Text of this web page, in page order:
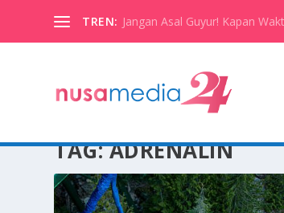
TREN: Jangan Asal Guyur! Kapan
TAG:ADRENALIN